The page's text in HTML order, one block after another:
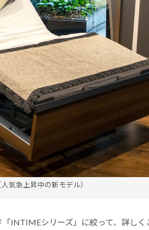
気急上昇中の新モデル）
INTIMEシリーズ」に絞って、詳しく